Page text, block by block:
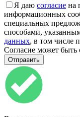
Я даю согласие на
информационных
специальных
способами,
данных, в том числе
Согласие может